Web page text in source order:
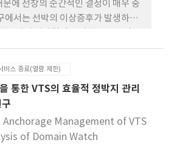
문에 선장의 순간적인 결정이 매우 중
에서는 선박의 이상증후가 발생하였
하고 의사결정에 있어 기초 자료를
다. 8개의 주요요인에 대하여 전문가
하였으며 계층분석방법(Analytic
AHP)을 이용하여 가중치를 선
를 결정하였다. 그 결과 가중치가 가
인은 전복(횡경사 발생)이었으며, 그
로서, 의사결정에 있어서 가장 큰 영
비스 종료(열람 제한)
통한 VTS의 효율적 정박지 관리
Management of VTS
of Domain Watch